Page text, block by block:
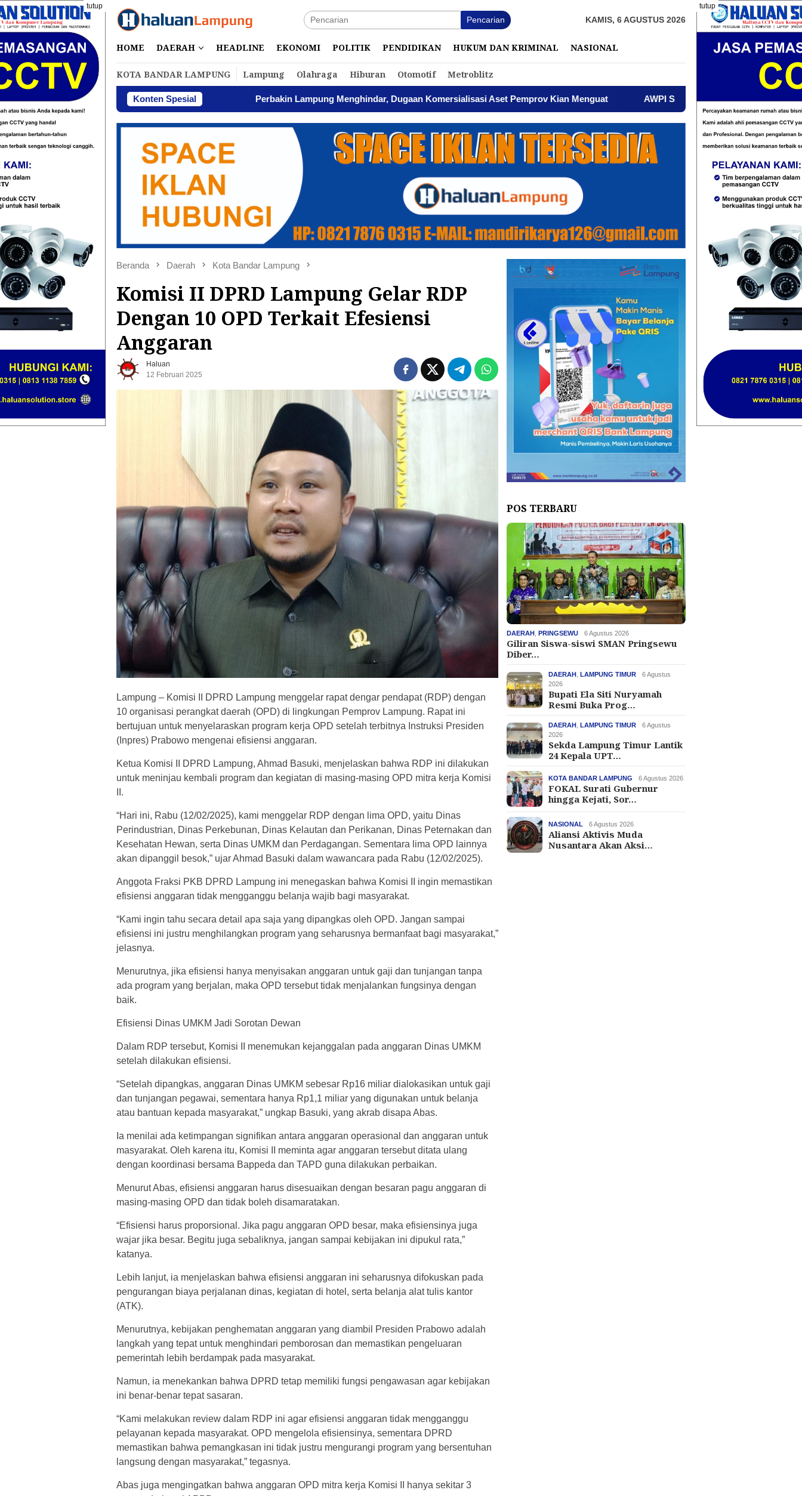
Loncat
ke
konten
tutup tutup
Pencarian KAMIS, 6 AGUSTUS 2026
HOME DAERAH HEADLINE EKONOMI POLITIK PENDIDIKAN HUKUM DAN KRIMINAL NASIONAL
KOTA BANDAR LAMPUNG Lampung Olahraga Hiburan Otomotif Metroblitz
Konten SpesialPerbakin Lampung Menghindar, Dugaan Komersialisasi Aset Pemprov Kian Menguat AWPI Serukan Perdamaian dan Kecam Provokasi di
Beranda Daerah Kota Bandar Lampung
Komisi II DPRD Lampung Gelar RDP
Dengan 10 OPD Terkait Efesiensi
Anggaran
Haluan
12 Februari 2025
Lampung – Komisi II DPRD Lampung menggelar rapat dengar pendapat (RDP) dengan
10 organisasi perangkat daerah (OPD) di lingkungan Pemprov Lampung. Rapat ini
bertujuan untuk menyelaraskan program kerja OPD setelah terbitnya Instruksi Presiden
(Inpres) Prabowo mengenai efisiensi anggaran.
Ketua Komisi II DPRD Lampung, Ahmad Basuki, menjelaskan bahwa RDP ini dilakukan
untuk meninjau kembali program dan kegiatan di masing-masing OPD mitra kerja Komisi
II.
“Hari ini, Rabu (12/02/2025), kami menggelar RDP dengan lima OPD, yaitu Dinas
Perindustrian, Dinas Perkebunan, Dinas Kelautan dan Perikanan, Dinas Peternakan dan
Kesehatan Hewan, serta Dinas UMKM dan Perdagangan. Sementara lima OPD lainnya
akan dipanggil besok,” ujar Ahmad Basuki dalam wawancara pada Rabu (12/02/2025).
Anggota Fraksi PKB DPRD Lampung ini menegaskan bahwa Komisi II ingin memastikan
efisiensi anggaran tidak mengganggu belanja wajib bagi masyarakat.
“Kami ingin tahu secara detail apa saja yang dipangkas oleh OPD. Jangan sampai
efisiensi ini justru menghilangkan program yang seharusnya bermanfaat bagi masyarakat,”
jelasnya.
Menurutnya, jika efisiensi hanya menyisakan anggaran untuk gaji dan tunjangan tanpa
ada program yang berjalan, maka OPD tersebut tidak menjalankan fungsinya dengan
baik.
Efisiensi Dinas UMKM Jadi Sorotan Dewan
Dalam RDP tersebut, Komisi II menemukan kejanggalan pada anggaran Dinas UMKM
setelah dilakukan efisiensi.
“Setelah dipangkas, anggaran Dinas UMKM sebesar Rp16 miliar dialokasikan untuk gaji
dan tunjangan pegawai, sementara hanya Rp1,1 miliar yang digunakan untuk belanja
atau bantuan kepada masyarakat,” ungkap Basuki, yang akrab disapa Abas.
Ia menilai ada ketimpangan signifikan antara anggaran operasional dan anggaran untuk
masyarakat. Oleh karena itu, Komisi II meminta agar anggaran tersebut ditata ulang
dengan koordinasi bersama Bappeda dan TAPD guna dilakukan perbaikan.
Menurut Abas, efisiensi anggaran harus disesuaikan dengan besaran pagu anggaran di
masing-masing OPD dan tidak boleh disamaratakan.
“Efisiensi harus proporsional. Jika pagu anggaran OPD besar, maka efisiensinya juga
wajar jika besar. Begitu juga sebaliknya, jangan sampai kebijakan ini dipukul rata,”
katanya.
Lebih lanjut, ia menjelaskan bahwa efisiensi anggaran ini seharusnya difokuskan pada
pengurangan biaya perjalanan dinas, kegiatan di hotel, serta belanja alat tulis kantor
(ATK).
Menurutnya, kebijakan penghematan anggaran yang diambil Presiden Prabowo adalah
langkah yang tepat untuk menghindari pemborosan dan memastikan pengeluaran
pemerintah lebih berdampak pada masyarakat.
Namun, ia menekankan bahwa DPRD tetap memiliki fungsi pengawasan agar kebijakan
ini benar-benar tepat sasaran.
“Kami melakukan review dalam RDP ini agar efisiensi anggaran tidak mengganggu
pelayanan kepada masyarakat. OPD mengelola efisiensinya, sementara DPRD
memastikan bahwa pemangkasan ini tidak justru mengurangi program yang bersentuhan
langsung dengan masyarakat,” tegasnya.
Abas juga mengingatkan bahwa anggaran OPD mitra kerja Komisi II hanya sekitar 3
POS TERBARU
DAERAH ,PRINGSEWU 6 Agustus 2026
Giliran Siswa-siswi SMAN Pringsewu
Diber…
DAERAH ,LAMPUNG TIMUR
6 Agustus
2026
Bupati Ela Siti Nuryamah
Resmi Buka Prog…
DAERAH ,LAMPUNG TIMUR
6 Agustus
2026
Sekda Lampung Timur Lantik
24 Kepala UPT…
KOTA BANDAR LAMPUNG 6 Agustus 2026
FOKAL Surati Gubernur
hingga Kejati, Sor…
NASIONAL 6 Agustus 2026
Aliansi Aktivis Muda
Nusantara Akan Aksi…